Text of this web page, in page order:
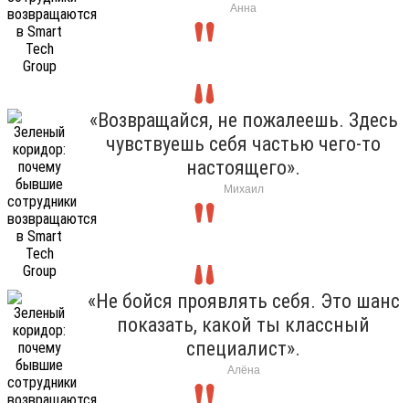
Анна
«Возвращайся, не пожалеешь. Здесь
чувствуешь себя частью чего-то
настоящего».
Михаил
«Не бойся проявлять себя. Это шанс
показать, какой ты классный
специалист».
Алёна